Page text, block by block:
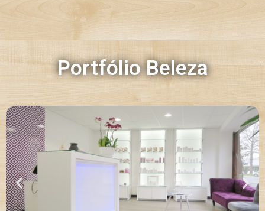
Portfólio Beleza